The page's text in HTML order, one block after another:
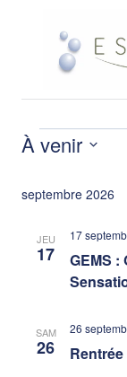
À venir
une
septembre 2026
JEU
17
GEMS :
17
SAM
26
26